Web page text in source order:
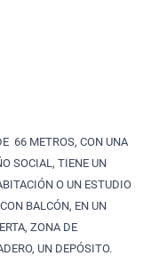
66 METROS, CON UNA
SOCIAL, TIENE UN
O UN ESTUDIO
BALCÓN, EN UN
ZONA DE
UN DEPÓSITO.